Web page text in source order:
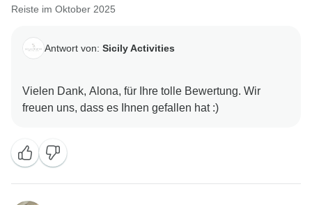
Reiste im Oktober 2025
Antwort von: Sicily Activities
Vielen Dank, Alona, für Ihre tolle Bewertung. Wir